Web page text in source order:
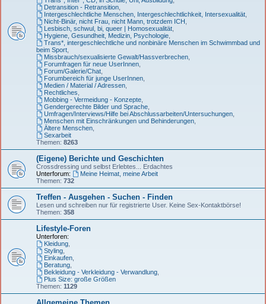
Detransition - Retransition,
Intergeschlechtliche Menschen, Intergeschlechtlichkeit, Intersexualität,
Nicht-Binär, nicht Frau, nicht Mann, trotzdem ICH
Lesbisch, schwul, bi, queer | Homosexualität,
Hygiene, Gesundheit, Medizin, Psychologie,
Trans*, intergeschlechtliche und nonbinäre Menschen im Schwimmbad und
beim Sport
Missbrauch/sexualisierte Gewalt/Hassverbrechen,
Forumfragen für neue UserInnen,
Forum/Galerie/Chat,
Forumbereich für junge UserInnen,
Medien / Material / Adressen,
Rechtliches
Mobbing - Vermeidung - Konzepte,
Gendergerechte Bilder und Sprache,
Umfragen/Interviews/Hilfe bei Abschlussarbeiten/Untersuchungen,
Menschen mit Einschränkungen und Behinderungen,
Ältere Menschen,
Sexarbeit
Themen: 8263
(Eigene) Berichte und Geschichten
Crossdressing und selbst Erlebtes... Erdachtes
Unterforum:
Meine Heimat, meine Arbeit
Themen: 732
Treffen - Ausgehen - Suchen - Finden
Lesen und schreiben nur für registrierte User. Keine Sex-Kontaktbörse!
Themen: 358
Lifestyle-Foren
Unterforen:
Kleidung,
Styling,
Einkaufen,
Beratung,
Bekleidung - Verkleidung - Verwandlung,
Plus Size: große Größen
Themen: 1129
Allgemeine Themen